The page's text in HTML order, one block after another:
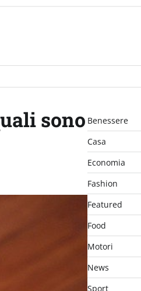
sono Benessere
Casa
Economia
Fashion
Featured
Food
Motori
News
Sport